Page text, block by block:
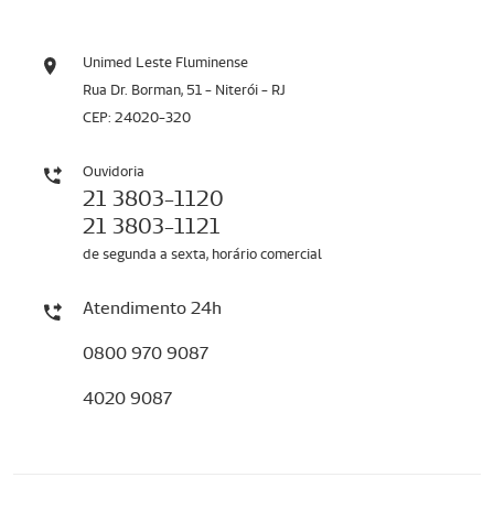
Unimed Leste Fluminense
Rua Dr. Borman, 51 - Niterói - RJ
CEP: 24020-320
Ouvidoria
21 3803-1120
21 3803-1121
de segunda a sexta, horário comercial
Atendimento 24h
0800 970 9087
4020 9087